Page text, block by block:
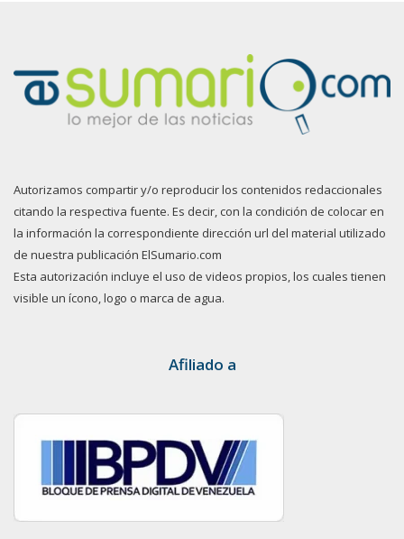
Autorizamos compartir y/o reproducir los contenidos redaccionales
citando la respectiva fuente. Es decir, con la condición de colocar en
la información la correspondiente dirección url del material utilizado
de nuestra publicación ElSumario.com
Esta autorización incluye el uso de videos propios, los cuales tienen
visible un ícono, logo o marca de agua.
Afiliado a